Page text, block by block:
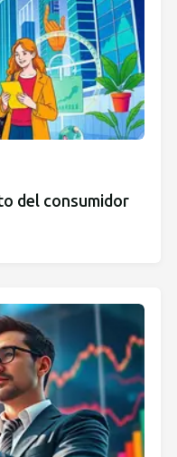
del consumidor